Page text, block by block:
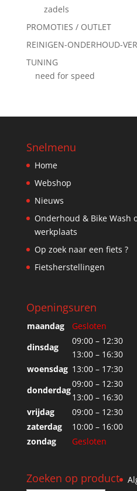
zadels
PROMOTIES / OUTLET
REINIGEN-ONDERHOUD-
TUNING
need for speed
Snelmenu
Home
Webshop
Nieuws
Onderhoud & Bike Wash
werkplaats
Op zoek naar een fiets ?
Fietsherstellingen
Openingsuren
maandag
Gesloten
dinsdag
09:00 – 12:30
13:00 – 16:30
woensdag 13:00 – 17:30
donderdag
09:00 – 12:30
13:00 – 16:30
vrijdag
09:00 – 12:30
zaterdag
10:00 – 16:00
zondag
Gesloten
Zoeken op product